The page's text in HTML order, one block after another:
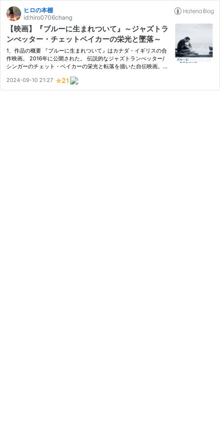
ヒロの本棚
id:hiro0706chang
【映画】『ブルーに生まれついて』～ジャズトラ
ンぺッター・チェットベイカーの栄光と墜落～
1、作品の概要 『ブルーに生まれついて』はカナダ・イギリスの合
作映画。 2016年に公開された。 伝説的なジャズトランぺッター/
シンガーのチェット・ベイカーの栄光と転落を描いた自伝映画。
ン・イジョゴらが出演している。 上映時間は96分。 2024年9月現
在、U…
2024-09-10 21:27